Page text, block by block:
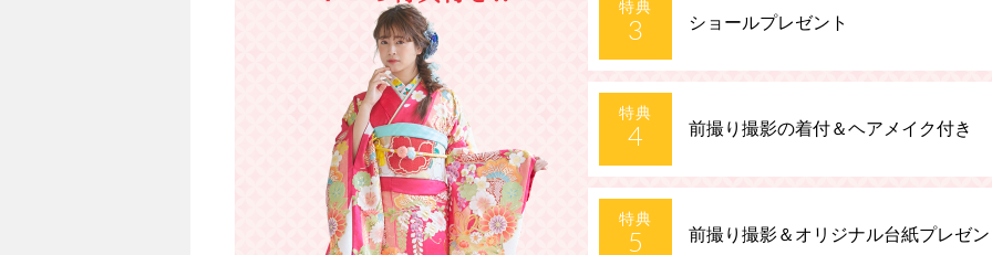
特典
3 ショールプレゼント
特典
4 前撮り撮影の着付＆ヘアメイク付き
特典
5 前撮り撮影＆オリジナル台紙プレゼ